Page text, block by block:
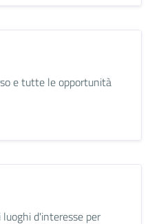
e tutte le opportunità
d'interesse per